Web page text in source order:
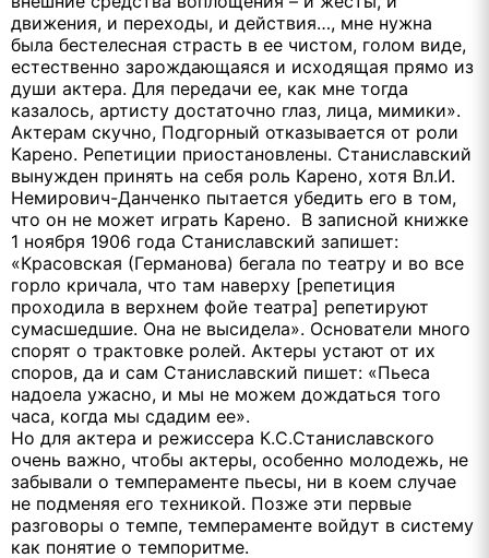
движения, и переходы, и действия…, мне нужна
была бестелесная страсть в ее чистом, голом виде,
естественно зарождающаяся и исходящая прямо из
души актера. Для передачи ее, как мне тогда
казалось, артисту достаточно глаз, лица, мимики».
Актерам скучно, Подгорный отказывается от роли
Карено. Репетиции приостановлены. Станиславский
вынужден принять на себя роль Карено, хотя Вл.И.
Немирович-Данченко пытается убедить его в том,
что он не может играть Карено. В записной книжке
1 ноября 1906 года Станиславский запишет:
«Красовская (Германова) бегала по театру и во все
горло кричала, что там наверху [репетиция
проходила в верхнем фойе театра] репетируют
сумасшедшие. Она не высидела». Основатели много
спорят о трактовке ролей. Актеры устают от их
споров, да и сам Станиславский пишет: «Пьеса
надоела ужасно, и мы не можем дождаться того
часа, когда мы сдадим ее».
Но для актера и режиссера К.С.Станиславского
очень важно, чтобы актеры, особенно молодежь, не
забывали о темпераменте пьесы, ни в коем случае
не подменяя его техникой. Позже эти первые
разговоры о темпе, темпераменте войдут в систему
как понятие о темпоритме.